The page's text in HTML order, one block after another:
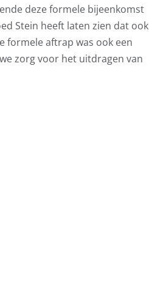
deze formele bijeenkomst
Stein heeft laten zien dat ook
formele aftrap was ook een
zorg voor het uitdragen van